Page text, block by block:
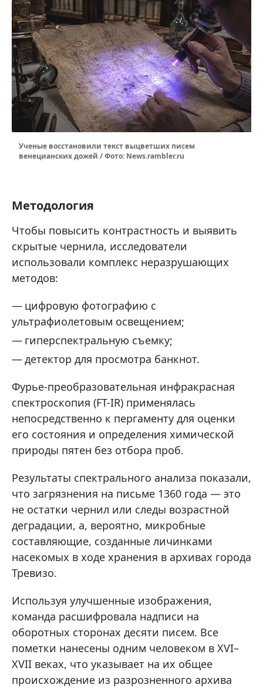
Ученые восстановили текст выцветших писем
венецианских дожей / Фото: News.rambler.ru
Методология
Чтобы повысить контрастность и выявить
скрытые чернила, исследователи
использовали комплекс неразрушающих
методов:
цифровую фотографию с
ультрафиолетовым освещением;
гиперспектральную съемку;
детектор для просмотра банкнот.
Фурье-преобразовательная инфракрасная
спектроскопия (FT-IR) применялась
непосредственно к пергаменту для оценки
его состояния и определения химической
природы пятен без отбора проб.
Результаты спектрального анализа показали,
что загрязнения на письме 1360 года — это
не остатки чернил или следы возрастной
деградации, а, вероятно, микробные
составляющие, созданные личинками
насекомых в ходе хранения в архивах города
Тревизо.
Используя улучшенные изображения,
команда расшифровала надписи на
оборотных сторонах десяти писем. Все
пометки нанесены одним человеком в ​​XVI–
XVII веках, что указывает на их общее
происхождение из разрозненного архива